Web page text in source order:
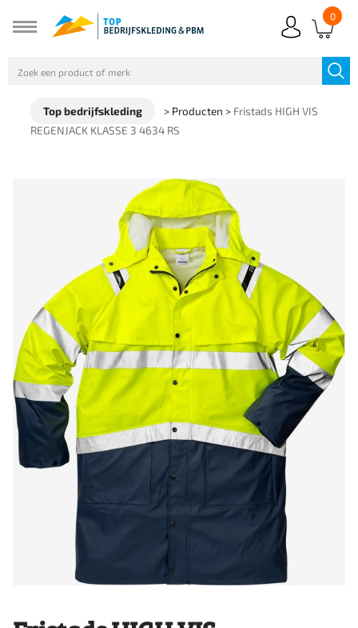
0
Top bedrijfskleding > Producten > Fristads HIGH VIS
REGENJACK KLASSE 3 4634 RS